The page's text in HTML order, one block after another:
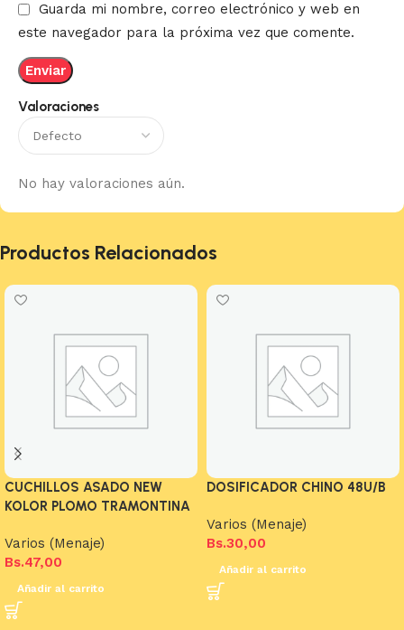
Valoraciones
No hay valoraciones aún.
Guarda mi nombre, correo electrónico y web en
este navegador para la próxima vez que comente.
Productos Relacionados
CUCHILLOS ASADO NEW
KOLOR PLOMO TRAMONTINA
Varios (Menaje)
Bs.47,00
Añadir al carrito
DOSIFICADOR CHINO 48U/B
Varios (Menaje)
Bs.30,00
Añadir al carrito